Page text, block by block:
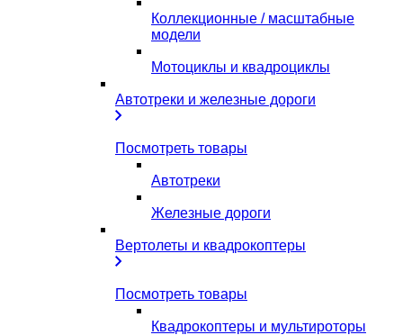
Коллекционные / масштабные
модели
Мотоциклы и квадроциклы
Автотреки и железные дороги
Посмотреть товары
Автотреки
Железные дороги
Вертолеты и квадрокоптеры
Посмотреть товары
Квадрокоптеры и мультироторы